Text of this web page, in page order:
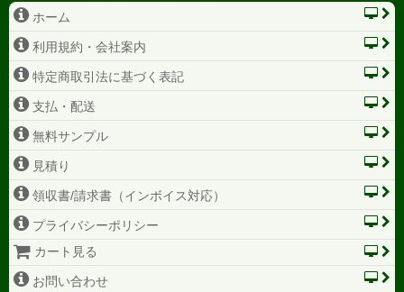
ホーム
利用規約・会社案内
特定商取引法に基づく表記
支払・配送
無料サンプル
見積り
領収書/請求書（インボイス対応）
プライバシーポリシー
カート見る
お問い合わせ